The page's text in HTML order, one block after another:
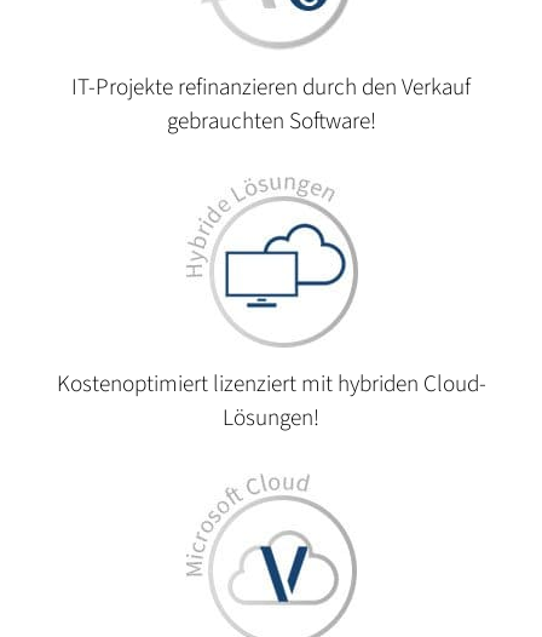
IT-Projekte refinanzieren durch den Verkauf
gebrauchten Software!
Kostenoptimiert lizenziert mit hybriden Cloud-
Lösungen!